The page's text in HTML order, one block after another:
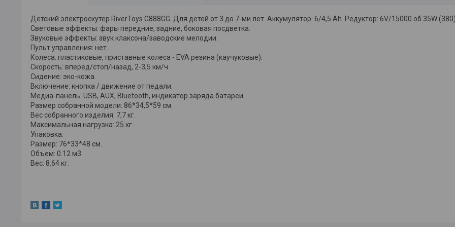
Детский электроскутер RiverToys G888GG. Для детей от 3 до 7-ми лет. Аккумулятор: 6/4,5 Ah. Редуктор: 6V/15000 об 35W
Световые эффекты: фары передние, задние, боковая посдветка.
Звуковые эффекты: звук клаксона/заводские мелодии.
Пульт управления: нет.
Колеса: пластиковые, приставные колеса - EVA резина (каучуковые).
Скорость: вперед/стоп/назад, 2-3,5 км/ч.
Сидение: эко-кожа.
Включение: кнопка / движение от педали.
Медиа-панель: USB, AUX, Bluetooth, индикатор заряда батареи.
Размер собранной модели: 86*34,5*59 см.
Вес собранного изделия: 7,7 кг.
Максимальная нагрузка: 25 кг.
Упаковка:
Размер: 76*33*48 см.
Объем: 0.12 м3.
Вес: 8.64 кг.